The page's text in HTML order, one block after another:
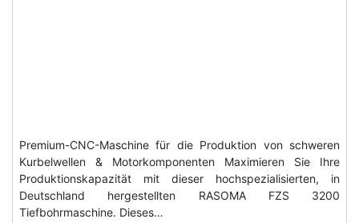
Premium-CNC-Maschine für die Produktion von schweren
Kurbelwellen & Motorkomponenten Maximieren Sie Ihre
Produktionskapazität mit dieser hochspezialisierten, in
Deutschland hergestellten RASOMA FZS 3200
Tiefbohrmaschine. Dieses…